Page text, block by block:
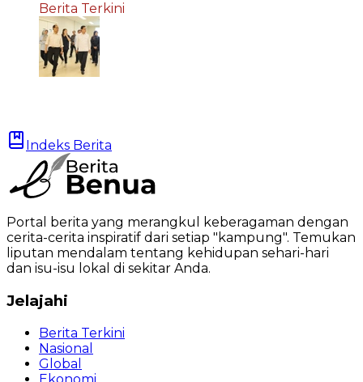
Berita Terkini
Indeks Berita
Portal berita yang merangkul keberagaman dengan
cerita-cerita inspiratif dari setiap "kampung". Temukan
liputan mendalam tentang kehidupan sehari-hari
dan isu-isu lokal di sekitar Anda.
Jelajahi
Berita Terkini
Nasional
Global